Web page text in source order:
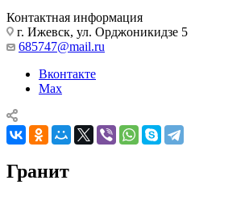
Контактная информация
г. Ижевск, ул. Орджоникидзе 5
685747@mail.ru
Вконтакте
Max
Гранит